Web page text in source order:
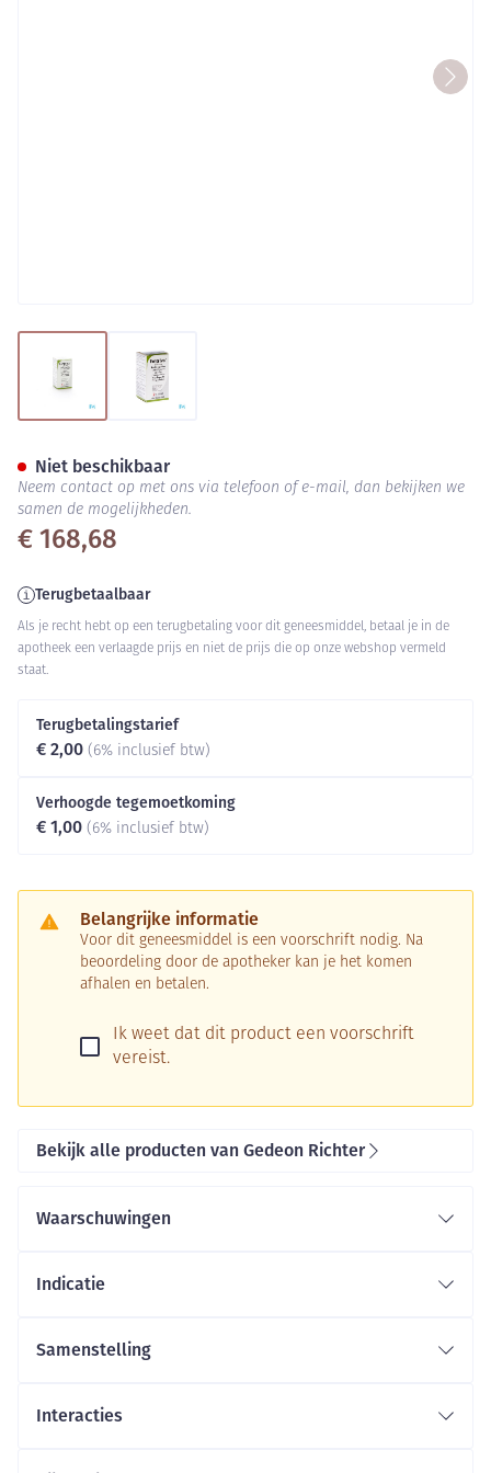
€ 168,68
Terugbetaalbaar
Als je recht hebt op een terugbetaling voor dit geneesmiddel, betaal je in de
apotheek een verlaagde prijs en niet de prijs die op onze webshop vermeld
staat.
Terugbetalingstarief
€ 2,00 (6% inclusief btw)
Verhoogde tegemoetkoming
€ 1,00 (6% inclusief btw)
Belangrijke informatie
Voor dit geneesmiddel is een voorschrift nodig. Na
beoordeling door de apotheker kan je het komen
afhalen en betalen.
Ik weet dat dit product een voorschrift
vereist.
Niet beschikbaar
Neem contact op met ons via telefoon of e-mail, dan bekijken we
samen de mogelijkheden.
Bekijk alle producten van Gedeon Richter
Waarschuwingen
Indicatie
Samenstelling
Interacties